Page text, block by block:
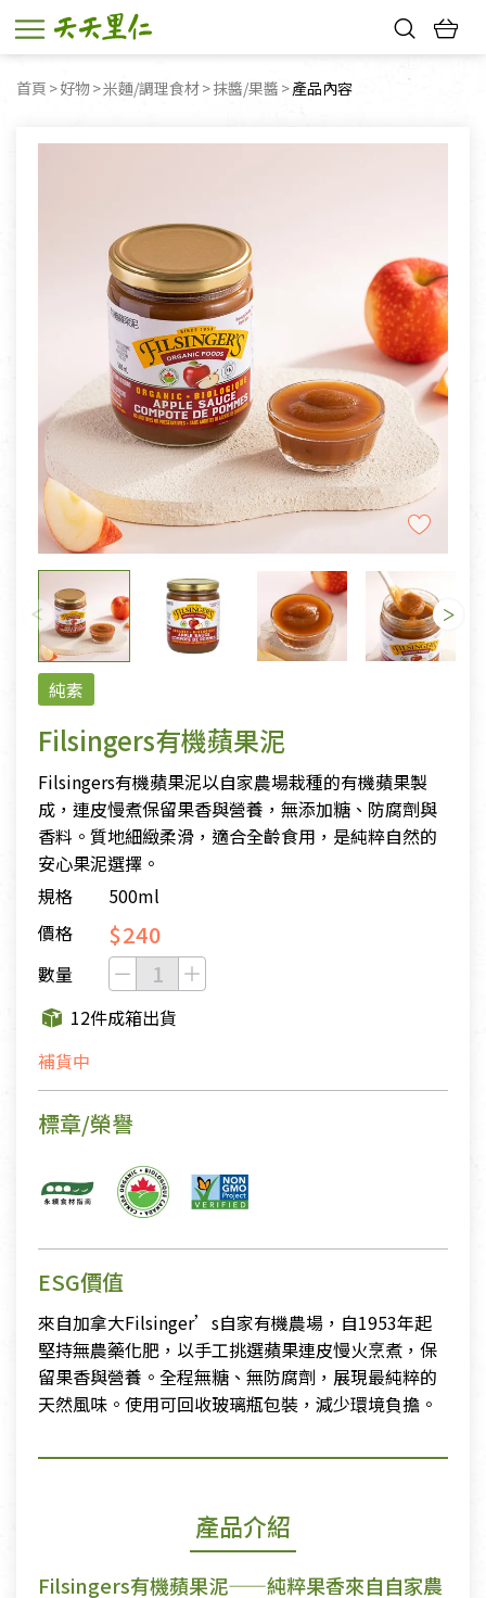
首頁 好物 米麵/調理食材 抹醬/果醬 目前頁面：
產品內容
純素
Filsingers有機蘋果泥
Filsingers有機蘋果泥以自家農場栽種的有機蘋果製
成，連皮慢煮保留果香與營養，無添加糖、防腐劑與
香料。質地細緻柔滑，適合全齡食用，是純粹自然的
安心果泥選擇。
規格
500ml
價格
$240
數量
12件成箱出貨
補貨中
標章/榮譽
ESG價值
來自加拿大Filsinger’s自家有機農場，自1953年起
堅持無農藥化肥，以手工挑選蘋果連皮慢火烹煮，保
留果香與營養。全程無糖、無防腐劑，展現最純粹的
天然風味。使用可回收玻璃瓶包裝，減少環境負擔。
產品介紹
Filsingers有機蘋果泥——純粹果香來自自家農